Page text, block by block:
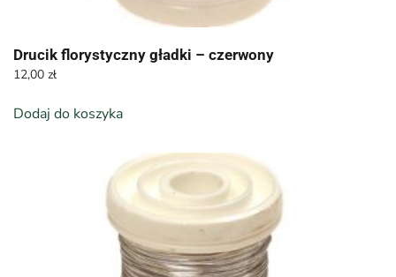
Drucik florystyczny gładki – czerwony
12,00 zł
Dodaj do koszyka